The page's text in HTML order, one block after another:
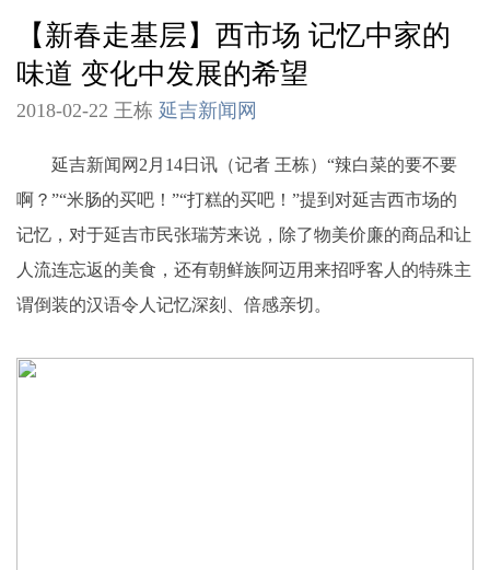
【新春走基层】西市场 记忆中家的
味道 变化中发展的希望
2018-02-22 王栋 延吉新闻网
延吉新闻网2月14日讯（记者 王栋）“辣白菜的要不要
啊？”“米肠的买吧！”“打糕的买吧！”提到对延吉西市场的
记忆，对于延吉市民张瑞芳来说，除了物美价廉的商品和让
人流连忘返的美食，还有朝鲜族阿迈用来招呼客人的特殊主
谓倒装的汉语令人记忆深刻、倍感亲切。